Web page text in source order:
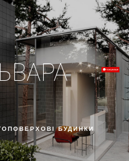
БУДИНКИ